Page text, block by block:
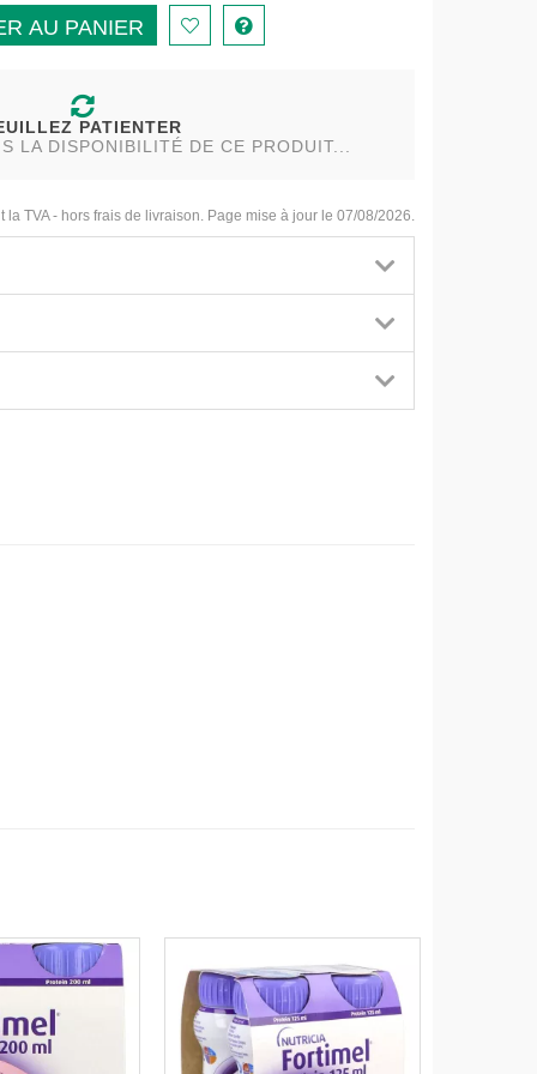
AU PANIER
PATIENTER
LA DISPONIBILITÉ DE CE PRODUIT...
la TVA - hors frais de livraison. Page mise à jour le 07/08/2026.